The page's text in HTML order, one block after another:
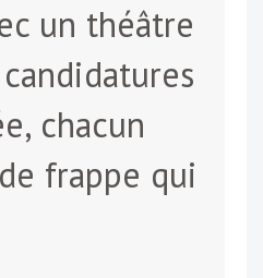
un théâtre
chacun
frappe qui